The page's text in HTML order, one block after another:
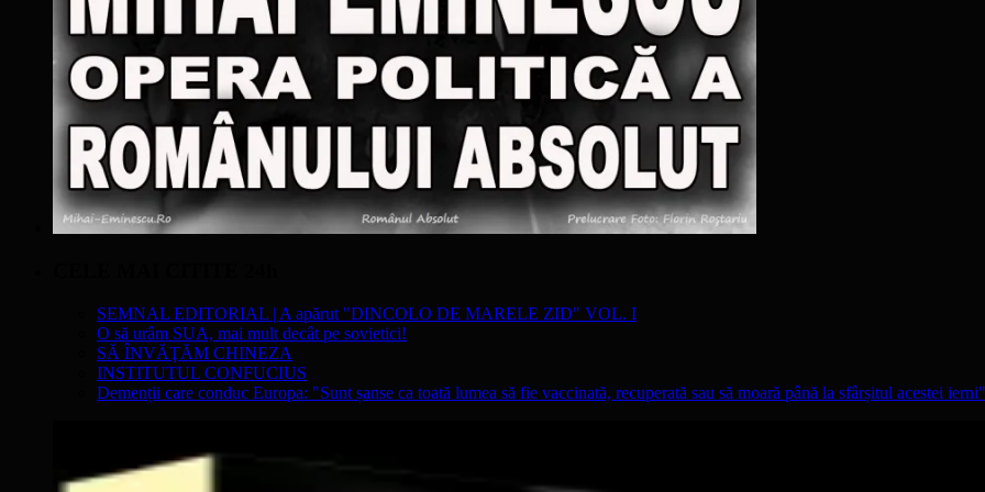
SEMNAL EDITORIAL | A apărut "DINCOLO DE MARELE ZID" VOL. I
O să urâm SUA, mai mult decât pe sovietici!
SĂ ÎNVĂŢĂM CHINEZA
INSTITUTUL CONFUCIUS
Demenții care conduc Europa: "Sunt șanse ca toată lumea să fie vaccinată, recuperată sau să moară până la sfârșitul acestei